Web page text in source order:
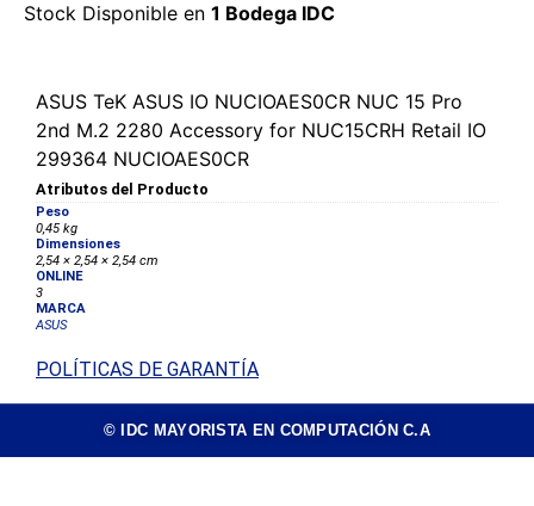
Stock Disponible en 1 Bodega IDC
ASUS TeK ASUS IO NUCIOAES0CR NUC 15 Pro
2nd M.2 2280 Accessory for NUC15CRH Retail IO
299364 NUCIOAES0CR
Atributos del Producto
Peso
0,45 kg
Dimensiones
2,54 × 2,54 × 2,54 cm
ONLINE
3
MARCA
ASUS
POLÍTICAS DE GARANTÍA
© IDC MAYORISTA EN COMPUTACIÓN C.A